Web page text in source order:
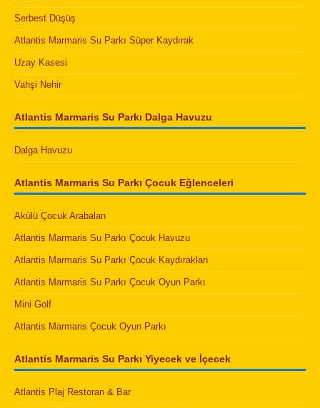
Serbest Düşüş
Atlantis Marmaris Su Parkı Süper Kaydırak
Uzay Kasesi
Vahşi Nehir
Atlantis Marmaris Su Parkı Dalga Havuzu
Dalga Havuzu
Atlantis Marmaris Su Parkı Çocuk Eğlenceleri
Akülü Çocuk Arabaları
Atlantis Marmaris Su Parkı Çocuk Havuzu
Atlantis Marmaris Su Parkı Çocuk Kaydırakları
Atlantis Marmaris Su Parkı Çocuk Oyun Parkı
Mini Golf
Atlantis Marmaris Çocuk Oyun Parkı
Atlantis Marmaris Su Parkı Yiyecek ve İçecek
Atlantis Plaj Restoran & Bar